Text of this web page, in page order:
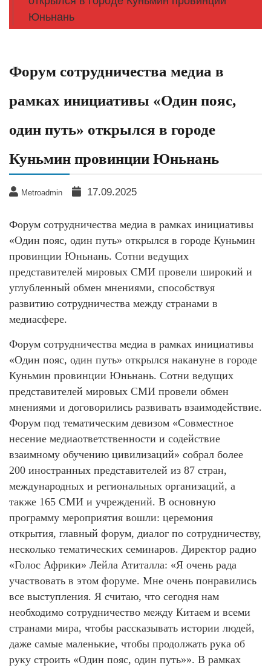
Юньнань
Форум сотрудничества медиа в
рамках инициативы «Один пояс,
один путь» открылся в городе
Куньмин провинции Юньнань
Metroadmin 17.09.2025
Форум сотрудничества медиа в рамках инициативы
«Один пояс, один путь» открылся в городе Куньмин
провинции Юньнань. Сотни ведущих
представителей мировых СМИ провели широкий и
углубленный обмен мнениями, способствуя
развитию сотрудничества между странами в
медиасфере.
Форум сотрудничества медиа в рамках инициативы
«Один пояс, один путь» открылся накануне в городе
Куньмин провинции Юньнань. Сотни ведущих
представителей мировых СМИ провели обмен
мнениями и договорились развивать взаимодействие.
Форум под тематическим девизом «Совместное
несение медиаответственности и содействие
взаимному обучению цивилизаций» собрал более
200 иностранных представителей из 87 стран,
международных и региональных организаций, а
также 165 СМИ и учреждений. В основную
программу мероприятия вошли: церемония
открытия, главный форум, диалог по сотрудничеству,
несколько тематических семинаров. Директор радио
«Голос Африки» Лейла Атиталла: «Я очень рада
участвовать в этом форуме. Мне очень понравились
все выступления. Я считаю, что сегодня нам
необходимо сотрудничество между Китаем и всеми
странами мира, чтобы рассказывать истории людей,
даже самые маленькие, чтобы продолжать рука об
руку строить «Один пояс, один путь»». В рамках